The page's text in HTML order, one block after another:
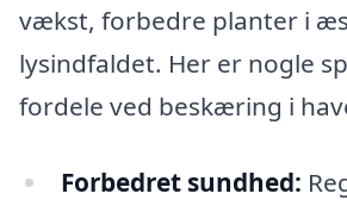
vækst, forbedre planter i
lysindfaldet. Her er nogle
fordele ved beskæring i
Forbedret sundhed: